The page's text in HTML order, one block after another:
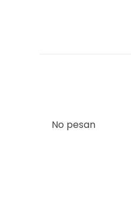
No pesan